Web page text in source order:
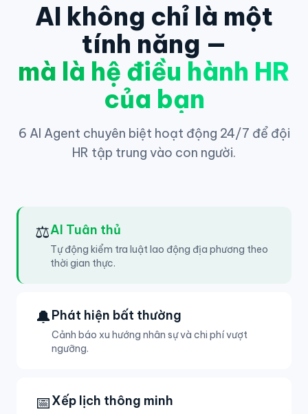
AI không chỉ là một
tính năng —
mà là hệ điều hành HR
của bạn
6 AI Agent chuyên biệt hoạt động 24/7 để đội
HR tập trung vào con người.
⚖️AI Tuân thủ
Tự động kiểm tra luật lao động địa phương theo
thời gian thực.
🔔Phát hiện bất thường
Cảnh báo xu hướng nhân sự và chi phí vượt
ngưỡng.
📅Xếp lịch thông minh